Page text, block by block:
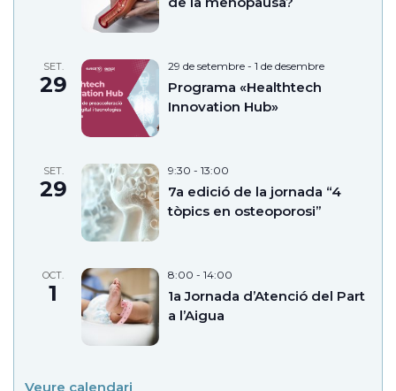
SET.
29
29 de setembre - 1 de desembre
Programa «Healthtech
Innovation Hub»
SET.
29
9:30 - 13:00
7a edició de la jornada “4
tòpics en osteoporosi”
OCT.
1
8:00 - 14:00
1a Jornada d’Atenció del Part
a l’Aigua
Veure calendari